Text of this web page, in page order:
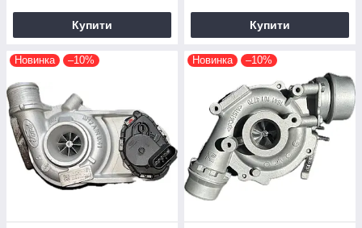
Купити Купити
Новинка –10% Новинка –10%